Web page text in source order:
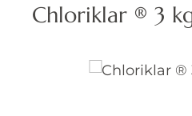
Chloriklar ® 3
Bildergalerie